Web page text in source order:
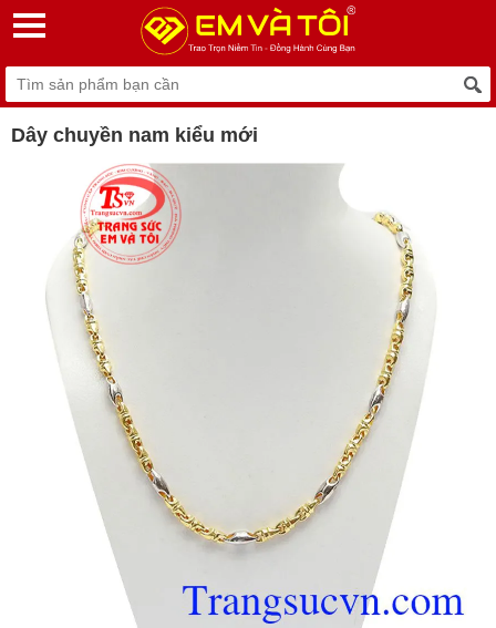
Dây chuyền nam kiểu mới